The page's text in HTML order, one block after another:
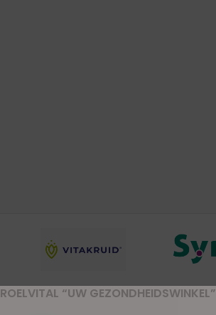
ROELVITAL “UW GEZONDHEIDSWINKEL”